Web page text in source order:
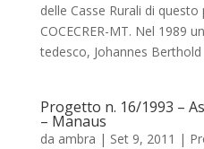
delle Casse Rurali di
COCECRER-MT. Nel 1989
tedesco, Johannes Berthold
Progetto n. 16/1993 –
– Manaus
da ambra | Set 9, 2011 |